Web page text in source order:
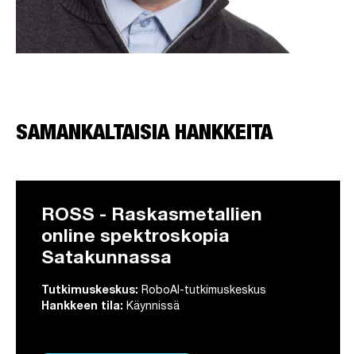
SAMANKALTAISIA HANKKEITA
ROSS - Raskasmetallien
online spektroskopia
Satakunnassa
Tutkimuskeskus: RoboAI-tutkimuskeskus
Hankkeen tila: Käynnissä